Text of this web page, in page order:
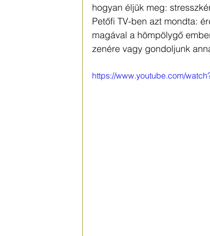
hogyan éljük meg:
Petőfi TV-ben azt mondta:
magával a hömpölygő
zenére vagy gondoljunk
https://www.youtube.com/